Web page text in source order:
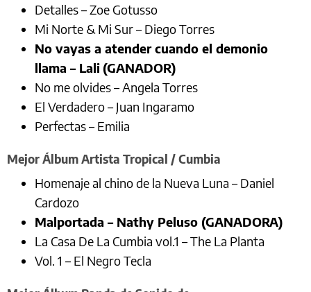
Detalles – Zoe Gotusso
Mi Norte & Mi Sur – Diego Torres
No vayas a atender cuando el demonio
llama – Lali (GANADOR)
No me olvides – Angela Torres
El Verdadero – Juan Ingaramo
Perfectas – Emilia
Mejor Álbum Artista Tropical / Cumbia
Homenaje al chino de la Nueva Luna – Daniel
Cardozo
Malportada – Nathy Peluso (GANADORA)
La Casa De La Cumbia vol.1 – The La Planta
Vol. 1 – El Negro Tecla